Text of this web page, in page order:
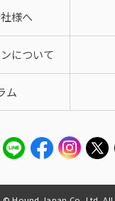
様へ
について
ム